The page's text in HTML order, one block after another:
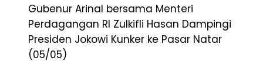
Gubenur Arinal bersama Menteri
Perdagangan RI Zulkifli Hasan Dampingi
Presiden Jokowi Kunker ke Pasar Natar
(05/05)